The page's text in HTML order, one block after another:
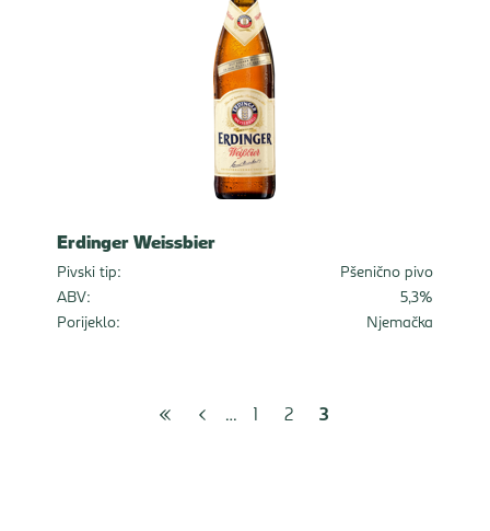
Erdinger Weissbier
Pivski tip:
Pšenično pivo
ABV:
5,3%
Porijeklo:
Njemačka
PočetnaPrijašnji
1 2 3